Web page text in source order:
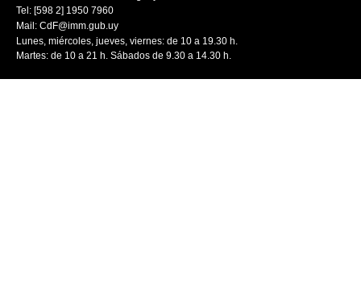
Tel: [598 2] 1950 7960
Mail: CdF@imm.gub.uy
Lunes, miércoles, jueves, viernes: de 10 a 19.30 h.
Martes: de 10 a 21 h. Sábados de 9.30 a 14.30 h.